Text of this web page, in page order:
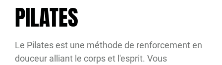
PILATES
Le Pilates est une méthode de renforcement en
douceur alliant le corps et l'esprit. Vous